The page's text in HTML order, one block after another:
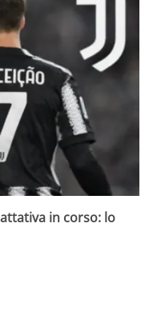
in corso: lo